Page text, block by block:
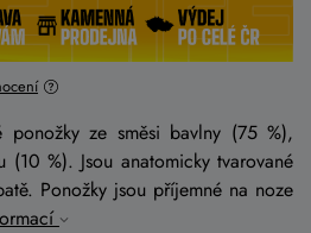
ponožky ze směsi bavlny (75 %),
(10 %). Jsou anatomicky tvarované
Ponožky jsou příjemné na noze